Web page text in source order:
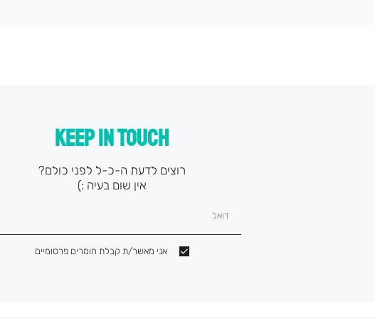
KEEP IN TOUCH
רוצים לדעת ה-כ-ל לפני כולם?
אין שום בעיה :)
דואל
אני מאשר/ת קבלת חומרים פרסומיים